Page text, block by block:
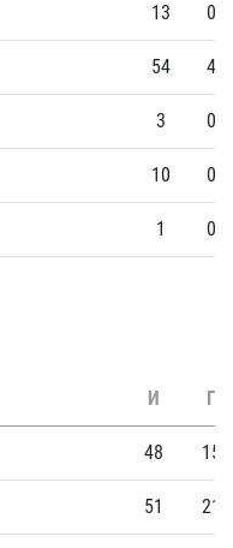
13 0
54 4
3 0
10 0
1 0
И Г
48 15
51 21